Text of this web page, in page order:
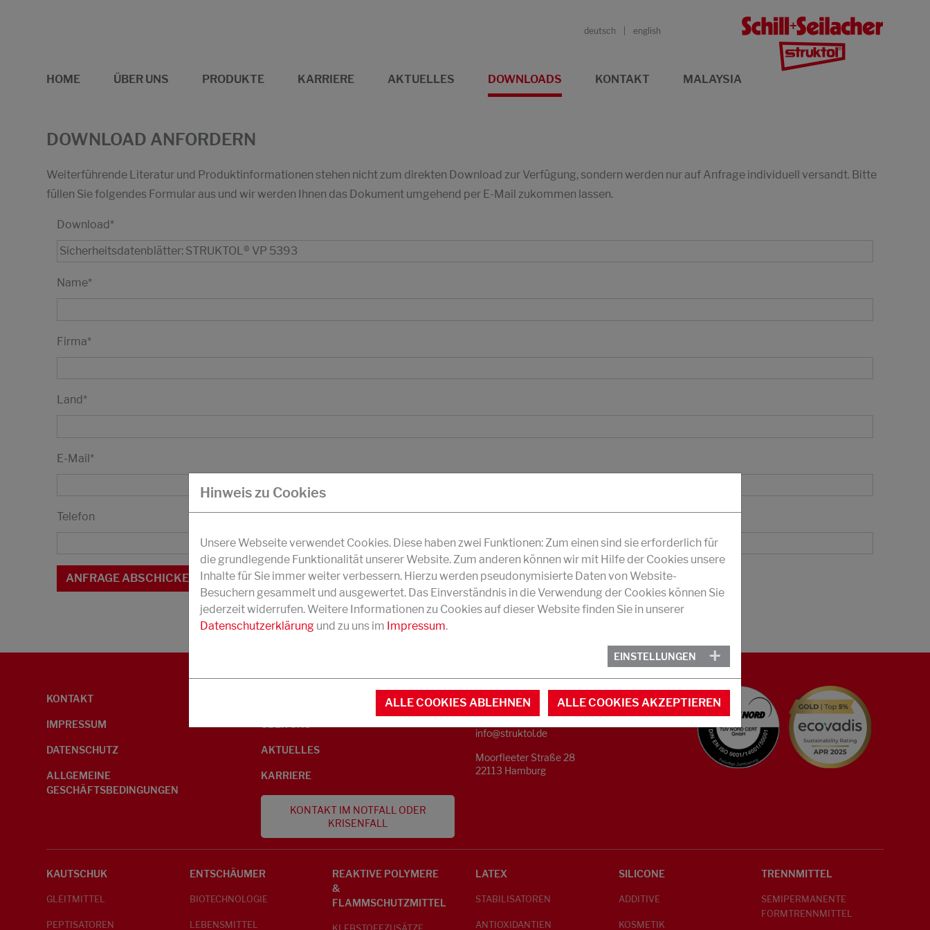
deutsch english
HOME ÜBER UNS PRODUKTE KARRIERE AKTUELLES DOWNLOADS KONTAKT MALAYSIA
DOWNLOAD ANFORDERN
Weiterführende Literatur und Produktinformationen stehen nicht zum direkten Download zur Verfügung, sondern werden nur auf Anfrage individuell versandt. Bitte
füllen Sie folgendes Formular aus und wir werden Ihnen das Dokument umgehend per E-Mail zukommen lassen.
Download*
Name*
Firma*
Land*
E-Mail*
Telefon
KONTAKT
IMPRESSUM
DATENSCHUTZ
ALLGEMEINE
GESCHÄFTSBEDINGUNGEN
UMWELTINFORMATIONEN
AKTUELLES
KARRIERE
KONTAKT IM NOTFALL ODER
KRISENFALL
KONTAKT
Telefon +49 40 733 62 - 0
info@struktol.de
Moorfleeter Straße 28
22113 Hamburg
KAUTSCHUK
GLEITMITTEL
PEPTISATOREN
ENTSCHÄUMER
BIOTECHNOLOGIE
LEBENSMITTEL
REAKTIVE POLYMERE
&
FLAMMSCHUTZMITTEL
LATEX
STABILISATOREN
ANTIOXIDANTIEN
SILICONE
ADDITIVE
KOSMETIK
TRENNMITTEL
SEMIPERMANENTE
FORMTRENNMITTEL
Hinweis zu Cookies
Unsere Webseite verwendet Cookies. Diese haben zwei Funktionen: Zum einen sind sie erforderlich für
die grundlegende Funktionalität unserer Website. Zum anderen können wir mit Hilfe der Cookies unsere
Inhalte für Sie immer weiter verbessern. Hierzu werden pseudonymisierte Daten von Website-
Besuchern gesammelt und ausgewertet. Das Einverständnis in die Verwendung der Cookies können Sie
jederzeit widerrufen. Weitere Informationen zu Cookies auf dieser Website finden Sie in unserer
Datenschutzerklärung und zu uns im Impressum.
EINSTELLUNGEN
ALLE COOKIES ABLEHNEN ALLE COOKIES AKZEPTIEREN